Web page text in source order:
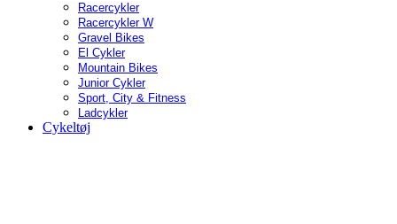
Racercykler
Racercykler W
Gravel Bikes
El Cykler
Mountain Bikes
Junior Cykler
Sport, City & Fitness
Ladcykler
Cykeltøj